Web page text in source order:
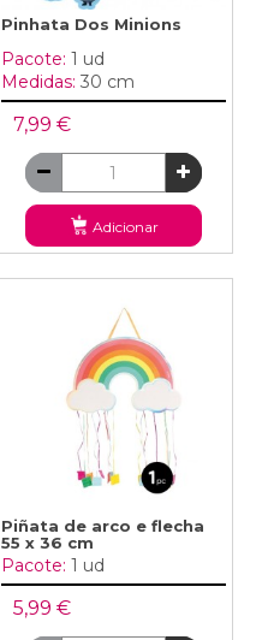
Pinhata Dos Minions
Pacote: 1 ud
Medidas: 30 cm
7,99 €
Adicionar
Piñata de arco e flecha
55 x 36 cm
Pacote: 1 ud
5,99 €